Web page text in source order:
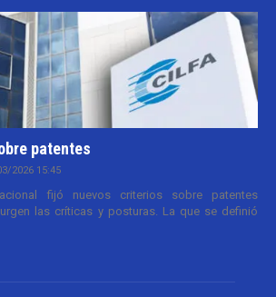
patentes
2026 15:45
fijó nuevos criterios sobre patentes
las críticas y posturas. La que se definió